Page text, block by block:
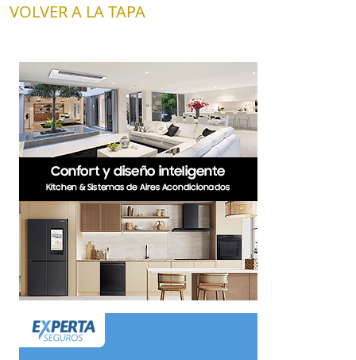
VOLVER A LA TAPA